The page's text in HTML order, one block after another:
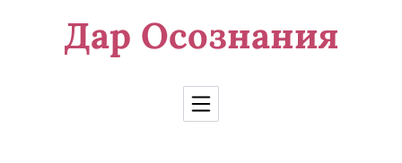
Дар Осознания